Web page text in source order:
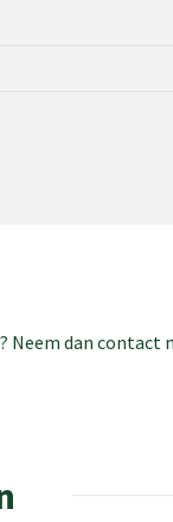
Neem dan contact